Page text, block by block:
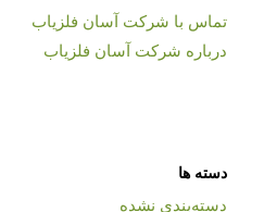
تماس با شرکت آسان فلزیاب
درباره شرکت آسان فلزیاب
دسته ها
دسته‌بندی نشده